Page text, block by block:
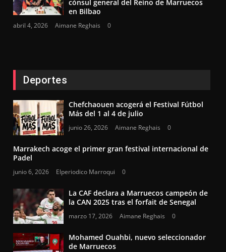
cónsul general del Reino de Marruecos
en Bilbao
abril 4, 2026 Aimane Reghais 0
Deportes
Chefchaouen acogerá el Festival Fútbol
Más del 1 al 4 de julio
junio 26, 2026 Aimane Reghais 0
Marrakech acoge el primer gran festival internacional de
Padel
junio 6, 2026 Elperiodico Marroqui 0
La CAF declara a Marruecos campeón de
la CAN 2025 tras el forfait de Senegal
marzo 17, 2026 Aimane Reghais 0
Mohamed Ouahbi, nuevo seleccionador
de Marruecos